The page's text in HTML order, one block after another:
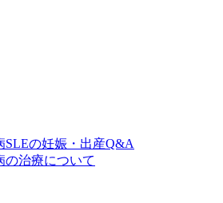
SLEの妊娠・出産Q&A
の治療について